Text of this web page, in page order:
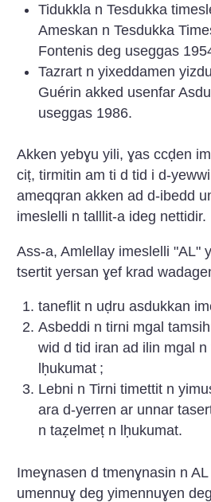
Tidukkla n Tesdukka
Ameskan n Tesdukka
Fontenis deg useggas
Tazrart n yixeddamen
Guérin akked usenfar
useggas 1986.
Akken yebɣu yili, ɣas ccḍen
ciṭ, tirmitin am ti d tid i d-
ameqqran akken ad d-ibedd
imeslelli n talllit-a ideg nettidir.
Ass-a, Amlellay imeslelli "AL"
tsertit yersan ɣef krad
taneflit n uḍru asdukkan
Asbeddi n tirni mgal
wid d tid iran ad ilin mgal n
lḥukumat ;
Lebni n Tirni timettit n
ara d-yerren ar unnar
n taẓelmeṭ n lḥukumat.
Imeɣnasen d tmenɣnasin n
umennuɣ deg yimennuɣen